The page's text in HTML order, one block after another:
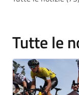
Tutte le